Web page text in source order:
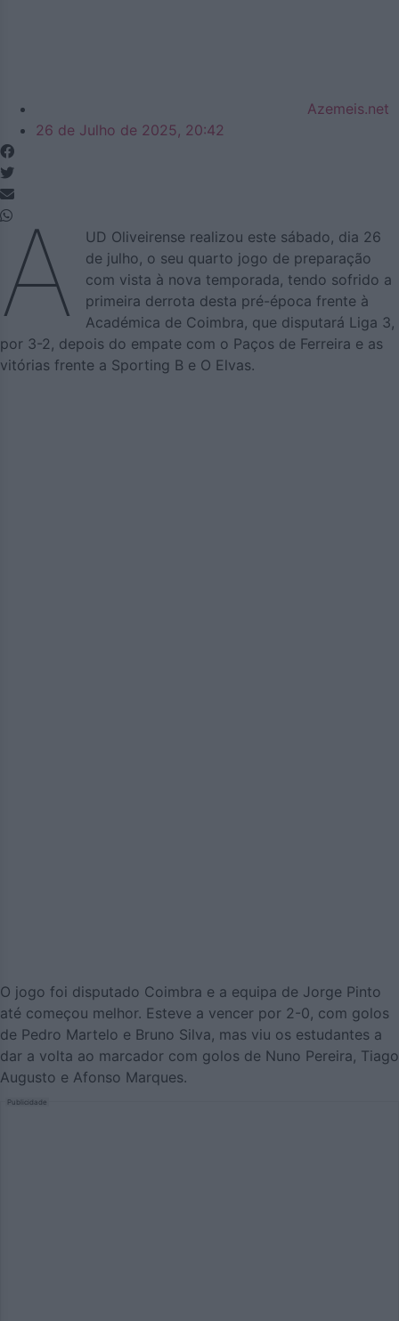
Azemeis.net
26 de Julho de 2025, 20:42
A
UD Oliveirense realizou este sábado, dia 26
de julho, o seu quarto jogo de preparação
com vista à nova temporada, tendo sofrido a
primeira derrota desta pré-época frente à
Académica de Coimbra, que disputará Liga 3,
por 3-2, depois do empate com o Paços de Ferreira e as
vitórias frente a Sporting B e O Elvas.
O jogo foi disputado Coimbra e a equipa de Jorge Pinto
até começou melhor. Esteve a vencer por 2-0, com golos
de Pedro Martelo e Bruno Silva, mas viu os estudantes a
dar a volta ao marcador com golos de Nuno Pereira, Tiago
Augusto e Afonso Marques.
Publicidade